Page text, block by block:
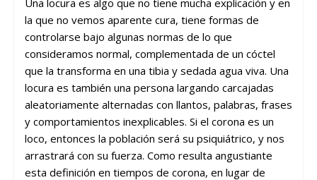
la que no vemos aparente cura, tiene formas de
controlarse bajo algunas normas de lo que
consideramos normal, complementada de un cóctel
que la transforma en una tibia y sedada agua viva. Una
locura es también una persona largando carcajadas
aleatoriamente alternadas con llantos, palabras, frases
y comportamientos inexplicables. Si el corona es un
loco, entonces la población será su psiquiátrico, y nos
arrastrará con su fuerza. Como resulta angustiante
esta definición en tiempos de corona, en lugar de